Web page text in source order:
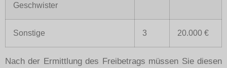
Geschwister
Sonstige 3 20.000 €
Nach der Ermittlung des Freibetrags müssen Sie diesen